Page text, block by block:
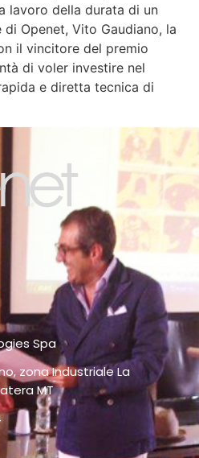
lavoro della durata di un
di Openet, Vito Gaudiano, la
il vincitore del premio
di voler investire nel
e diretta tecnica di
Spa
zona Industriale La
MT